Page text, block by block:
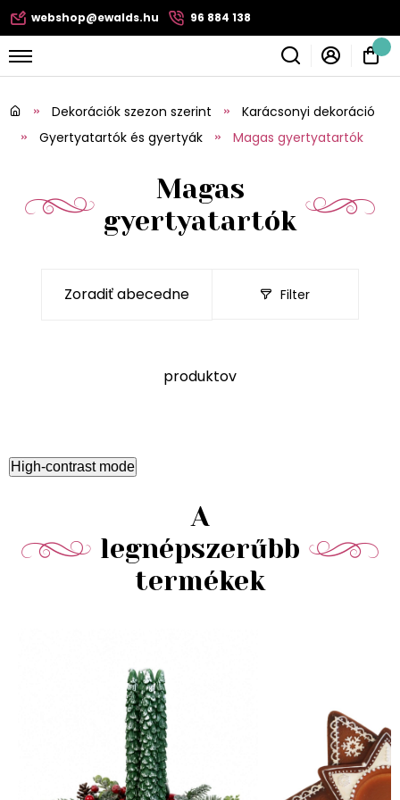
webshop@ewalds.hu 96 884 138
Dekorációk szezon szerint
Karácsonyi dekoráció
Gyertyatartók és gyertyák
Magas gyertyatartók
Magas
gyertyatartók
Filter
produktov
High-contrast mode
A
legnépszerűbb
termékek